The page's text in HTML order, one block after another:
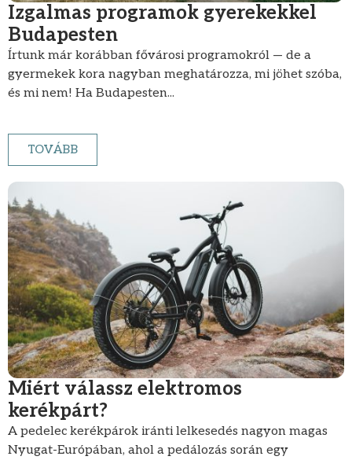
Izgalmas programok gyerekekkel
Budapesten
Írtunk már korábban fővárosi programokról — de a
gyermekek kora nagyban meghatározza, mi jöhet szóba,
és mi nem! Ha Budapesten...
TOVÁBB
Miért válassz elektromos
kerékpárt?
A pedelec kerékpárok iránti lelkesedés nagyon magas
Nyugat-Európában, ahol a pedálozás során egy